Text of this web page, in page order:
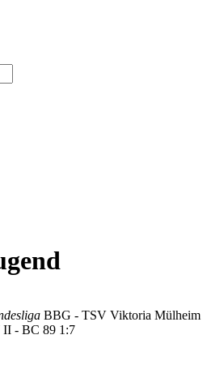
BBG - TSV Viktoria Mülheim
II - BC 89 1:7